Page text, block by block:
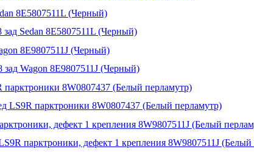
8E5807511L (Черный)
Sedan 8E5807511L (Черный)
8E9807511J (Черный)
Wagon 8E9807511J (Черный)
8W0807437 (Белый перламутр)
LS9R парктроники 8W0807437 (Белый перламутр)
дефект 1 крепления 8W9807511J (Белый
парктроники, дефект 1 крепления 8W9807511J (Белый